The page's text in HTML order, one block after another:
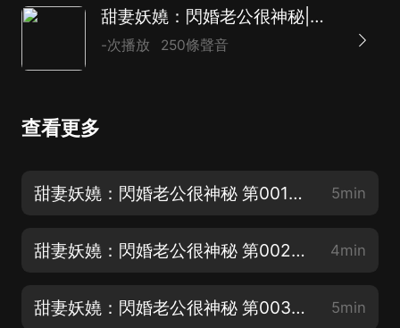
甜妻妖嬈：閃婚老公很神秘|現言總裁|甜寵馬甲
-次播放 250條聲音
查看更多
甜妻妖嬈：閃婚老公很神秘 第001集 好痛 5min
甜妻妖嬈：閃婚老公很神秘 第002集 不怕你 4min
甜妻妖嬈：閃婚老公很神秘 第003集 親自上陣 5min